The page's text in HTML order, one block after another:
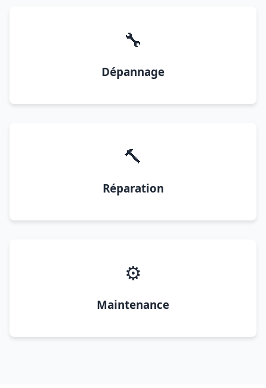
🔧
Dépannage
🔨
Réparation
⚙️
Maintenance